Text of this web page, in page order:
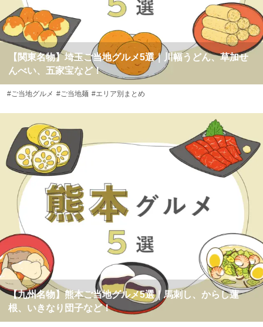
【関東名物】埼玉ご当地グルメ5選｜川幅うどん、草加せ
んべい、五家宝など！
#ご当地グルメ #ご当地麺 #エリア別まとめ
【九州名物】熊本ご当地グルメ5選｜馬刺し、からし蓮
根、いきなり団子など！